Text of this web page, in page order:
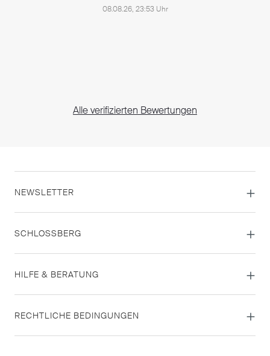
08.08.26, 23:53 Uhr
Alle verifizierten Bewertungen
NEWSLETTER
SCHLOSSBERG
HILFE & BERATUNG
RECHTLICHE BEDINGUNGEN